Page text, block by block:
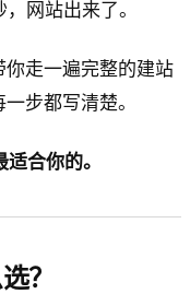
网站出来了。
走一遍完整的建站
步都写清楚。
合你的。
？